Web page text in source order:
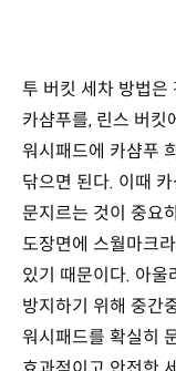
투 버킷 세차 방법은
카샴푸를, 린스 버킷
워시패드에 카샴푸
닦으면 된다. 이때
문지르는 것이 중요
도장면에 스월마크
있기 때문이다. 아울
방지하기 위해 중간
워시패드를 확실히